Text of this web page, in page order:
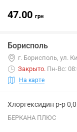
47.00 грн
Борисполь
г. Борисполь, ул.
Закрыто. Пн-Вс:
На карте
Хлоргексидин р-р
БЕРКАНА ПЛЮС